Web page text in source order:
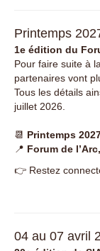
Printemps
1e édition du
Pour faire suite à
partenaires vont
Tous les détails
juillet 2026.
📆 Printemps
📍 Forum de
👉 Restez
04 au 07 avril